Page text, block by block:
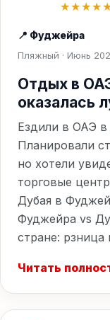
📍 Фуджейра
Пляжный · Июнь
Отдых в
оказалась
Ездили в ОАЭ в
Планировали
но хотели
торговые
Дубая в
Фуджейра vs
стране:
Читать